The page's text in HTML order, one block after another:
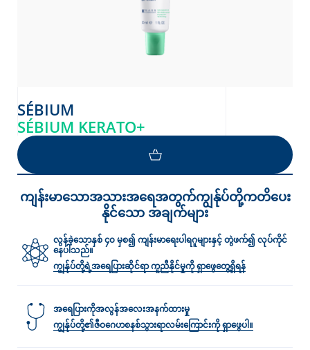
SÉBIUM
SÉBIUM KERATO+
LOAD MORE
ကျန်းမာသောအသားအရေအတွက်ကျွန်ုပ်တို့ကတိပေး
နိုင်သော အချက်များ
လွန်ခဲ့သောနှစ် ၄၀ မှစ၍ ကျန်းမာရေးပါရဂူများနှင့် တွဲဖက်၍ လုပ်ကိုင်
နေပါသည်။
ကျွန်ုပ်တို့ရဲ့အရေပြားဆိုင်ရာ ကူညီနိုင်မှုကို ရှာဖွေတွေ့ရှိရန်
အရေပြားကိုအလွန်အလေးအနက်ထားမှု
ကျွန်ုပ်တို့၏ဇီဝဂေဟစနစ်သွားရာလမ်း‌ကြောင်းကို ရှာဖွေပါ။